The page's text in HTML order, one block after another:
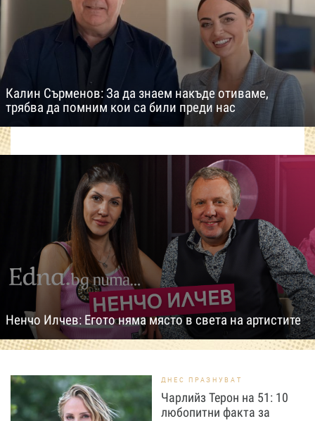
Калин Сърменов: За да знаем накъде отиваме,
трябва да помним кои са били преди нас
Ненчо Илчев: Егото няма място в света на артистите
ДНЕС ПРАЗНУВАТ
Чарлийз Терон на 51: 10
любопитни факта за